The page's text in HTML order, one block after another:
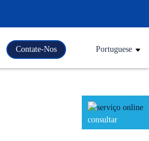
Contate-Nos Portuguese
consultar